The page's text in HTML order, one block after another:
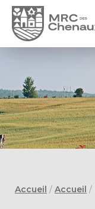
Accueil / Accueil /